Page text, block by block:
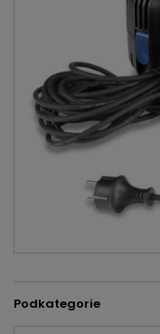
Podkategorie